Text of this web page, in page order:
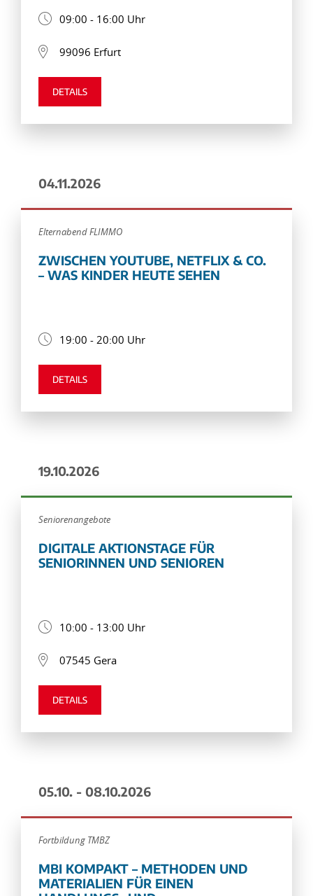
09:00 - 16:00 Uhr
99096 Erfurt
DETAILS
04.11.2026
Elternabend FLIMMO
ZWISCHEN YOUTUBE, NETFLIX & CO.
– WAS KINDER HEUTE SEHEN
19:00 - 20:00 Uhr
DETAILS
19.10.2026
Seniorenangebote
DIGITALE AKTIONSTAGE FÜR
SENIORINNEN UND SENIOREN
10:00 - 13:00 Uhr
07545 Gera
DETAILS
05.10. - 08.10.2026
Fortbildung TMBZ
MBI KOMPAKT – METHODEN UND
MATERIALIEN FÜR EINEN